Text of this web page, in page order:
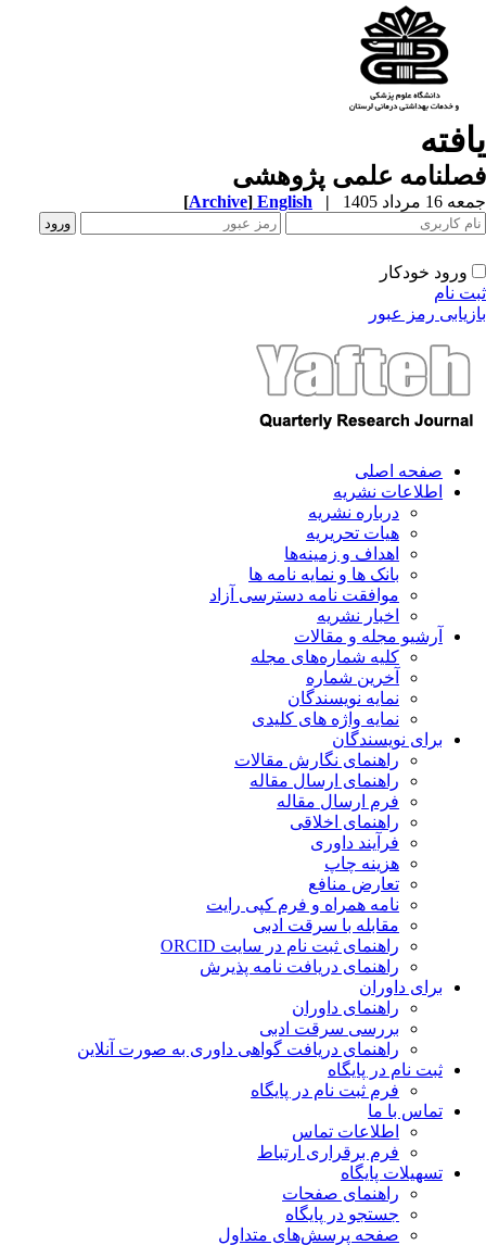
علمی پژوهشی
مرداد 1405 |
English
[Archive]
ورود خودکار
نام
رمز عبور
صفحه اصلی
اطلاعات نشریه
درباره نشریه
هیات تحریریه
اهداف و زمینه‌ها
بانک ها و نمایه نامه ها
موافقت نامه دسترسی آزاد
اخبار نشریه
آرشیو مجله و مقالات
کلیه شماره‌های مجله
آخرین شماره
نمایه نویسندگان
نمایه واژه های کلیدی
برای نویسندگان
راهنمای نگارش مقالات
راهنمای ارسال مقاله
فرم ارسال مقاله
راهنمای اخلاقی
فرآیند داوری
هزینه چاپ
تعارض منافع
نامه همراه و فرم کپی رایت
مقابله با سرقت ادبی
راهنمای ثبت نام در سایت ORCID
راهنمای دریافت نامه پذیرش
برای داوران
راهنمای داوران
بررسی سرقت ادبی
راهنمای دریافت گواهی داوری به صورت آنلاین
ثبت نام در پایگاه
فرم ثبت نام در پایگاه
تماس با ما
اطلاعات تماس
فرم برقراری ارتباط
تسهیلات پایگاه
راهنمای صفحات
جستجو در پایگاه
صفحه پرسش‌های متداول